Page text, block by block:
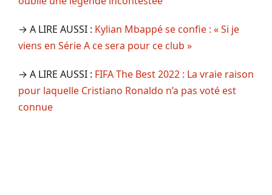
→ A LIRE AUSSI : Kylian Mbappé se confie : « Si je
viens en Série A ce sera pour ce club »
→ A LIRE AUSSI : FIFA The Best 2022 : La vraie raison
pour laquelle Cristiano Ronaldo n’a pas voté est
connue